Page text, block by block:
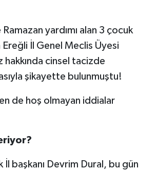
yardımı alan 3 çocuk
Ereğli İl Genel Meclis Üyesi
hakkında cinsel tacizde
şikayette bulunmuştu!
de hoş olmayan iddialar
İl başkanı Devrim Dural, bu gün